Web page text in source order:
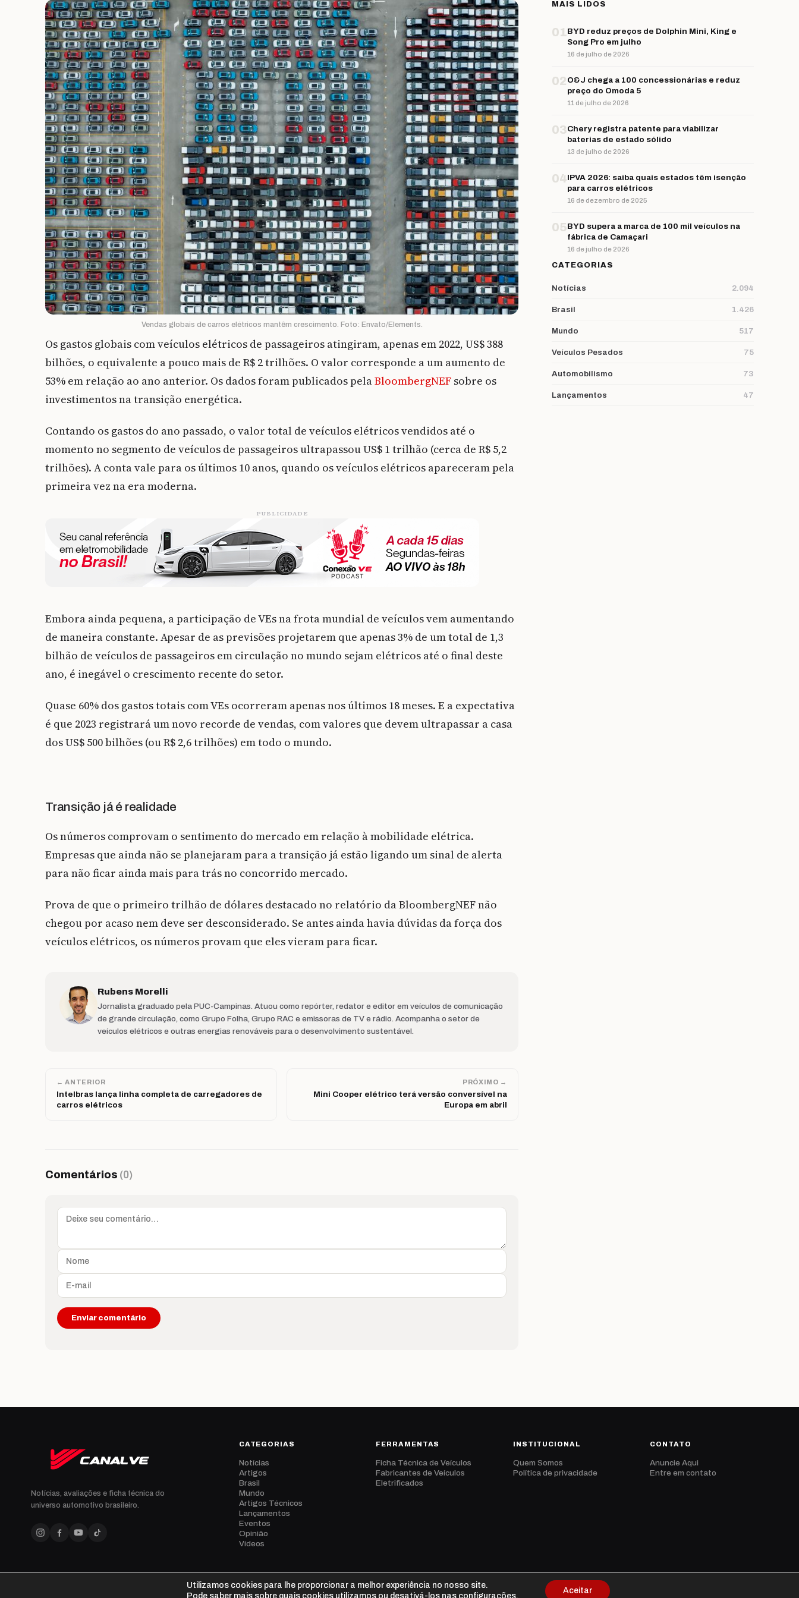
Vendas globais de carros elétricos mantêm crescimento. Foto: Envato/Elements.
Os gastos globais com veículos elétricos de passageiros atingiram, apenas em 2022, US$ 388
bilhões, o equivalente a pouco mais de R$ 2 trilhões. O valor corresponde a um aumento de
53% em relação ao ano anterior. Os dados foram publicados pelaBloombergNEF sobre os
investimentos na transição energética.
Contando os gastos do ano passado, o valor total de veículos elétricos vendidos até o
momento no segmento de veículos de passageiros ultrapassou US$ 1 trilhão (cerca de R$ 5,2
trilhões). A conta vale para os últimos 10 anos, quando os veículos elétricos apareceram pela
primeira vez na era moderna.
PUBLICIDADE
Embora ainda pequena, a participação de VEs na frota mundial de veículos vem aumentando
de maneira constante. Apesar de as previsões projetarem que apenas 3% de um total de 1,3
bilhão de veículos de passageiros em circulação no mundo sejam elétricos até o final deste
ano, é inegável o crescimento recente do setor.
Quase 60% dos gastos totais com VEs ocorreram apenas nos últimos 18 meses. E a expectativa
é que 2023 registrará um novo recorde de vendas, com valores que devem ultrapassar a casa
dos US$ 500 bilhões (ou R$ 2,6 trilhões) em todo o mundo.
Transição já é realidade
Os números comprovam o sentimento do mercado em relação à mobilidade elétrica.
Empresas que ainda não se planejaram para a transição já estão ligando um sinal de alerta
para não ficar ainda mais para trás no concorrido mercado.
Prova de que o primeiro trilhão de dólares destacado no relatório da BloombergNEF não
chegou por acaso nem deve ser desconsiderado. Se antes ainda havia dúvidas da força dos
veículos elétricos, os números provam que eles vieram para ficar.
Rubens Morelli
Jornalista graduado pela PUC-Campinas. Atuou como repórter, redator e editor em veículos de comunicação
de grande circulação, como Grupo Folha, Grupo RAC e emissoras de TV e rádio. Acompanha o setor de
veículos elétricos e outras energias renováveis para o desenvolvimento sustentável.
← ANTERIOR
Intelbras lança linha completa de carregadores de
carros elétricos
PRÓXIMO →
Mini Cooper elétrico terá versão conversível na
Europa em abril
Comentários (0)
MAIS LIDOS
01BYD reduz preços de Dolphin Mini, King e
Song Pro em julho
16 de julho de 2026
02 O&J chega a 100 concessionárias e reduz
preço do Omoda 5
11 de julho de 2026
03Chery registra patente para viabilizar
baterias de estado sólido
13 de julho de 2026
04IPVA 2026: saiba quais estados têm isenção
para carros elétricos
16 de dezembro de 2025
05BYD supera a marca de 100 mil veículos na
fábrica de Camaçari
16 de julho de 2026
CATEGORIAS
Notícias 2.094
Brasil 1.426
Mundo 517
Veículos Pesados 75
Automobilismo 73
Lançamentos 47
Notícias, avaliações e ficha técnica do
universo automotivo brasileiro.
CATEGORIAS
Notícias
Artigos
Brasil
Mundo
Artigos Técnicos
Lançamentos
Eventos
Opinião
Vídeos
FERRAMENTAS
Ficha Técnica de Veículos
Fabricantes de Veículos
Eletrificados
INSTITUCIONAL
Quem Somos
Política de privacidade
CONTATO
Anuncie Aqui
Entre em contato
© 2026 CanalVE. Todos os direitos reservados.
Utilizamos cookies para lhe proporcionar a melhor experiência no nosso site.
Pode saber mais sobre quais cookies utilizamos ou desativá-los nas configurações.
Aceitar